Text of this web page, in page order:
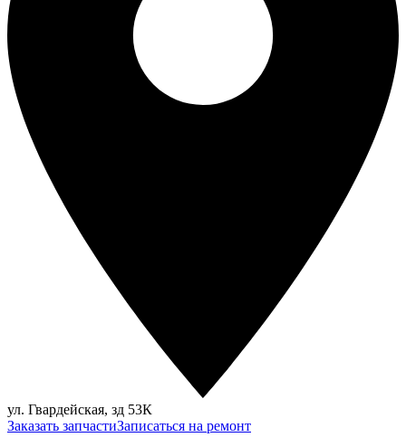
ул. Гвардейская, зд 53К
Заказать запчастиЗаписаться на ремонт